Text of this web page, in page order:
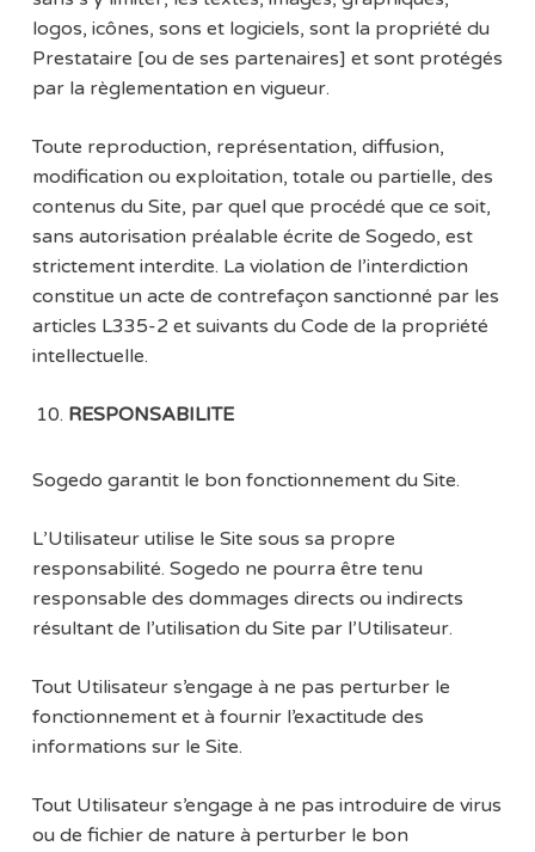
logos, icônes, sons et logiciels, sont la propriété du
Prestataire [ou de ses partenaires] et sont protégés
par la règlementation en vigueur.
Toute reproduction, représentation, diffusion,
modification ou exploitation, totale ou partielle, des
contenus du Site, par quel que procédé que ce soit,
sans autorisation préalable écrite de Sogedo, est
strictement interdite. La violation de l’interdiction
constitue un acte de contrefaçon sanctionné par les
articles L335-2 et suivants du Code de la propriété
intellectuelle.
RESPONSABILITE
Sogedo garantit le bon fonctionnement du Site.
L’Utilisateur utilise le Site sous sa propre
responsabilité. Sogedo ne pourra être tenu
responsable des dommages directs ou indirects
résultant de l’utilisation du Site par l’Utilisateur.
Tout Utilisateur s’engage à ne pas perturber le
fonctionnement et à fournir l’exactitude des
informations sur le Site.
Tout Utilisateur s’engage à ne pas introduire de virus
ou de fichier de nature à perturber le bon